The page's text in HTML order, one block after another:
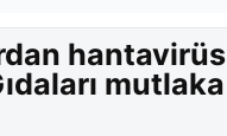
hantavirüs
mutlaka